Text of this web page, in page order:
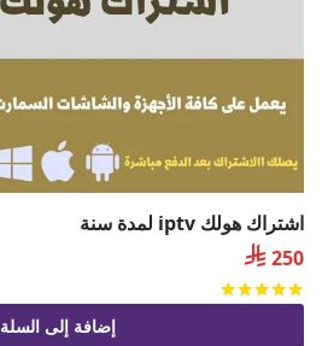
اشتراك هولك iptv لمدة سنة
 250
إضافة إلى السلة